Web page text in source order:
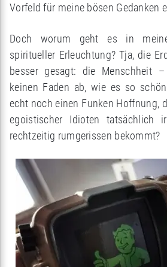
Vorfeld für meine bösen Gedanken
Doch worum geht es in
spiritueller Erleuchtung? Tja, die
besser gesagt: die Menschheit
keinen Faden ab, wie es so
echt noch einen Funken Hoffnung,
egoistischer Idioten tatsächlich
rechtzeitig rumgerissen bekommt?